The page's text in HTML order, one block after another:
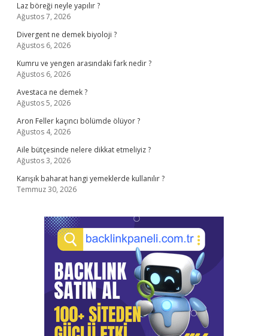
Laz böreği neyle yapılır ?
Ağustos 7, 2026
Divergent ne demek biyoloji ?
Ağustos 6, 2026
Kumru ve yengen arasındaki fark nedir ?
Ağustos 6, 2026
Avestaca ne demek ?
Ağustos 5, 2026
Aron Feller kaçıncı bölümde ölüyor ?
Ağustos 4, 2026
Aile bütçesinde nelere dikkat etmeliyiz ?
Ağustos 3, 2026
Karışık baharat hangi yemeklerde kullanılır ?
Temmuz 30, 2026